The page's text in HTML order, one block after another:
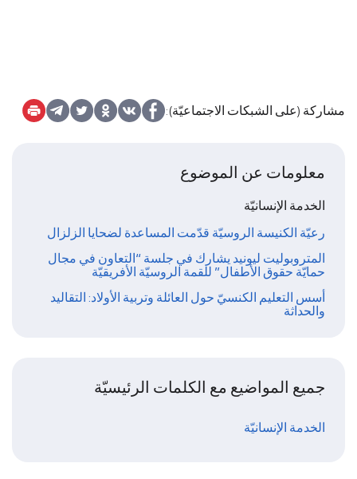
مشاركة (على الشبكات الاجتماعيّة):
معلومات عن الموضوع
الخدمة الإنسانيّة
رعيّة الكنيسة الروسيّة قدّمت المساعدة لضحايا الزلزال
المتروبوليت ليونيد يشارك في جلسة “التعاون في مجال
حمايّة حقوق الأطفال” للقمة الروسيّة الأفريقيّة
أسس التعليم الكنسيّ حول العائلة وتربية الأولاد: التقاليد
والحداثة
جميع المواضيع مع الكلمات الرئيسيّة
الخدمة الإنسانيّة